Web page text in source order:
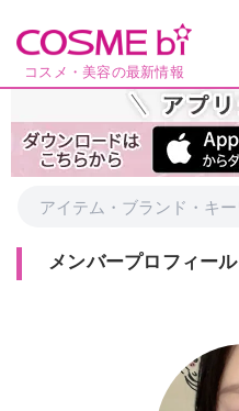
コスメ・美容の最新情報
メンバープロフィール